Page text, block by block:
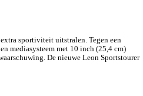
sportiviteit uitstralen. Tegen een
mediasysteem met 10 inch (25,4 cm)
De nieuwe Leon Sportstourer